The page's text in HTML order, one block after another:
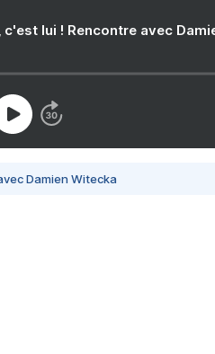
lui ! Rencontre avec
Damien Witecka